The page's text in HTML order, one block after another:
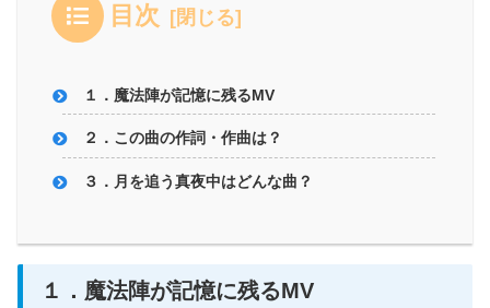
目次
１．魔法陣が記憶に残るMV
２．この曲の作詞・作曲は？
３．月を追う真夜中はどんな曲？
１．魔法陣が記憶に残るMV